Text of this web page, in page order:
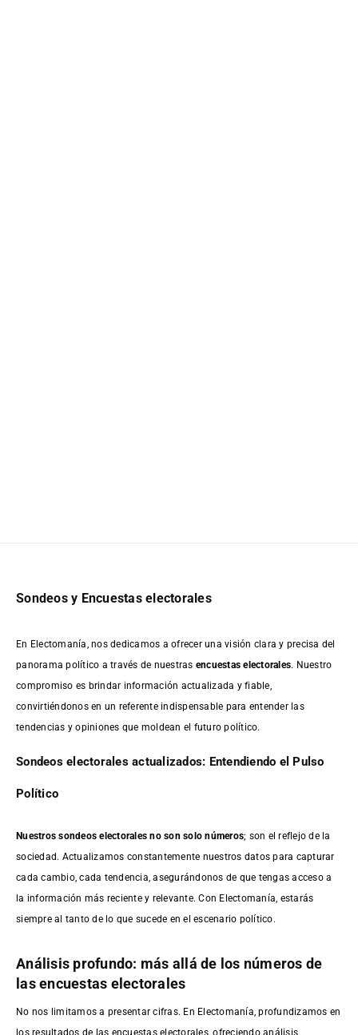
Sondeos y Encuestas electorales
En Electomanía, nos dedicamos a ofrecer una visión clara y precisa del
panorama político a través de nuestras encuestas electorales. Nuestro
compromiso es brindar información actualizada y fiable,
convirtiéndonos en un referente indispensable para entender las
tendencias y opiniones que moldean el futuro político.
Sondeos electorales actualizados: Entendiendo el Pulso
Político
Nuestros sondeos electorales no son solo números; son el reflejo de la
sociedad. Actualizamos constantemente nuestros datos para capturar
cada cambio, cada tendencia, asegurándonos de que tengas acceso a
la información más reciente y relevante. Con Electomanía, estarás
siempre al tanto de lo que sucede en el escenario político.
Análisis profundo: más allá de los números de
las encuestas electorales
No nos limitamos a presentar cifras. En Electomanía, profundizamos en
los resultados de las encuestas electorales, ofreciendo análisis